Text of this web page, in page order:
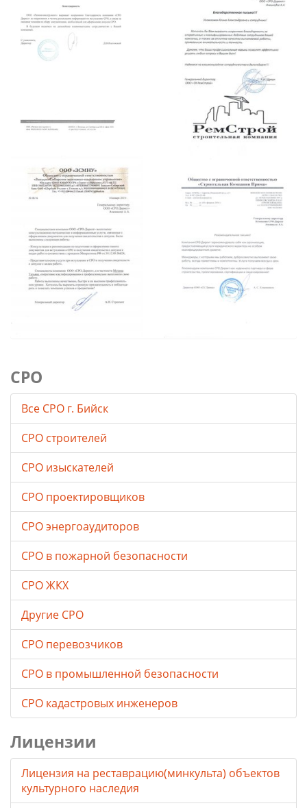
СРО
Все СРО г. Бийск
СРО строителей
СРО изыскателей
СРО проектировщиков
СРО энергоаудиторов
СРО в пожарной безопасности
СРО ЖКХ
Другие СРО
СРО перевозчиков
СРО в промышленной безопасности
СРО кадастровых инженеров
Лицензии
Лицензия на реставрацию(минкульта) объектов
культурного наследия